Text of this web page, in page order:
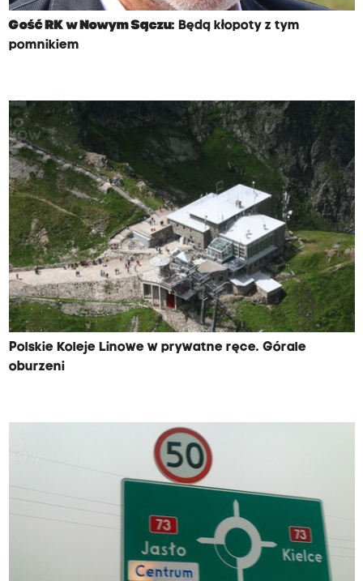
Gość RK w Nowym Sączu: Będą kłopoty z tym
pomnikiem
Polskie Koleje Linowe w prywatne ręce. Górale
oburzeni